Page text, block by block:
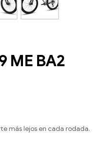
ME BA2
más lejos en cada rodada.